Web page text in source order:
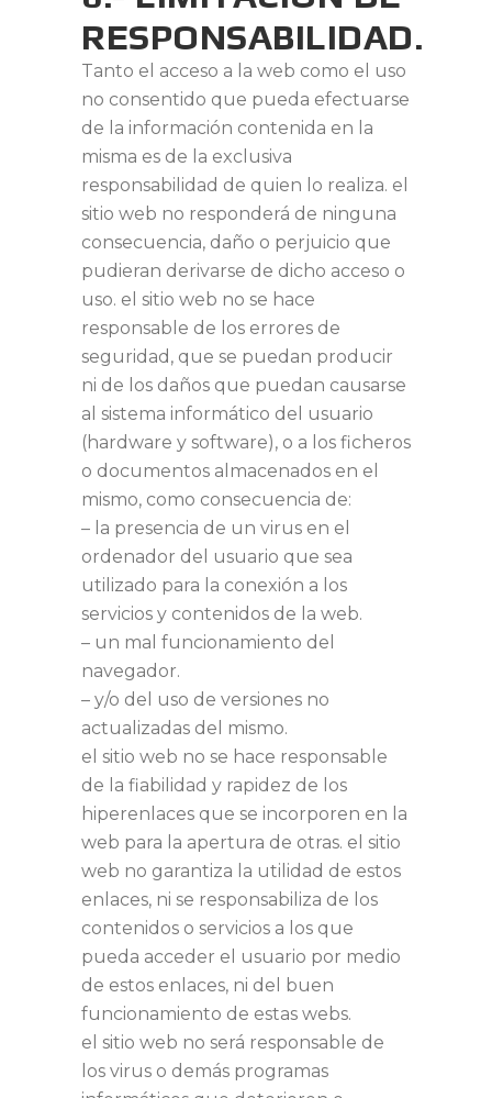
RESPONSABILIDAD.
Tanto el acceso a la web como el uso
no consentido que pueda efectuarse
de la información contenida en la
misma es de la exclusiva
responsabilidad de quien lo realiza. el
sitio web no responderá de ninguna
consecuencia, daño o perjuicio que
pudieran derivarse de dicho acceso o
uso. el sitio web no se hace
responsable de los errores de
seguridad, que se puedan producir
ni de los daños que puedan causarse
al sistema informático del usuario
(hardware y software), o a los ficheros
o documentos almacenados en el
mismo, como consecuencia de:
– la presencia de un virus en el
ordenador del usuario que sea
utilizado para la conexión a los
servicios y contenidos de la web.
– un mal funcionamiento del
navegador.
– y/o del uso de versiones no
actualizadas del mismo.
el sitio web no se hace responsable
de la fiabilidad y rapidez de los
hiperenlaces que se incorporen en la
web para la apertura de otras. el sitio
web no garantiza la utilidad de estos
enlaces, ni se responsabiliza de los
contenidos o servicios a los que
pueda acceder el usuario por medio
de estos enlaces, ni del buen
funcionamiento de estas webs.
el sitio web no será responsable de
los virus o demás programas